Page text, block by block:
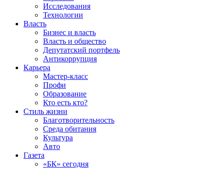
Исследования
Технологии
Власть
Бизнес и власть
Власть и общество
Депутатский портфель
Антикоррупция
Карьера
Мастер-класс
Профи
Образование
Кто есть кто?
Стиль жизни
Благотворительность
Среда обитания
Культура
Авто
Газета
«БК» сегодня